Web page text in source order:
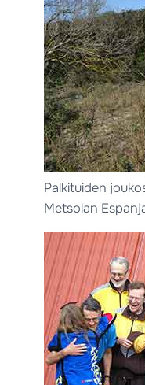
Palkituiden
Metsolan